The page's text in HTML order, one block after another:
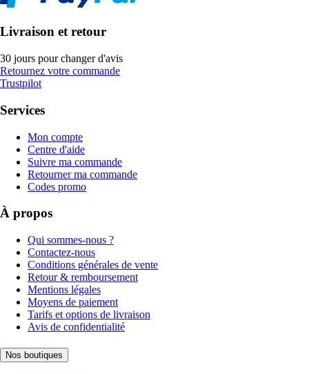
Livraison et retour
30 jours pour changer d'avis
Retournez votre commande
Trustpilot
Services
Mon compte
Centre d'aide
Suivre ma commande
Retourner ma commande
Codes promo
À propos
Qui sommes-nous ?
Contactez-nous
Conditions générales de vente
Retour & remboursement
Mentions légales
Moyens de paiement
Tarifs et options de livraison
Avis de confidentialité
Nos boutiques